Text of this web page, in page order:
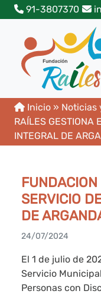
91-3807370
Inicio » Noticias
RAÍLES GESTIONA
INTEGRAL DE
SERVICIO
DE
24/07/2024
El 1 de julio de
Servicio
Personas con